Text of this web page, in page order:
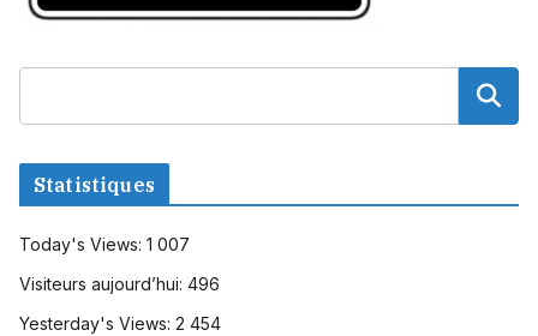
Statistiques
Today's Views: 1 007
Visiteurs aujourd’hui: 496
Yesterday's Views: 2 454